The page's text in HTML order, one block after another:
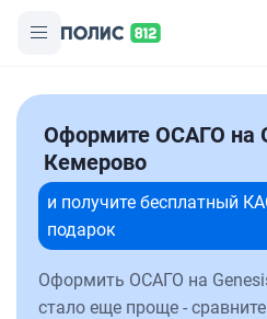
Оформите ОСАГО на
Кемерово
и получите бесплатный
подарок
Оформить ОСАГО на
стало еще проще -